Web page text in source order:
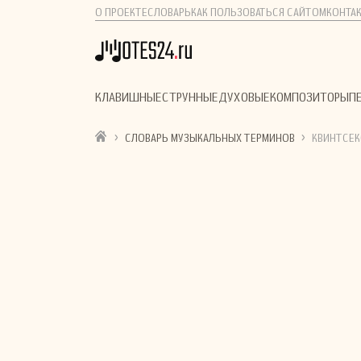
О ПРОЕКТЕСЛОВАРЬ КАК ПОЛЬЗОВАТЬСЯ САЙТОМ
КЛАВИШНЫЕСТРУННЫЕДУХОВЫЕКОМПОЗИТОРЫ
› СЛОВАРЬ МУЗЫКАЛЬНЫХ ТЕРМИНОВ ›